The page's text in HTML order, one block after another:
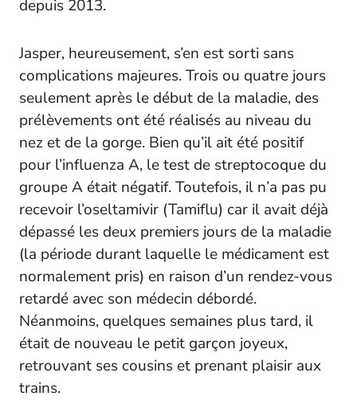
depuis 2013.
Jasper, heureusement, s’en est sorti sans
complications majeures. Trois ou quatre jours
seulement après le début de la maladie, des
prélèvements ont été réalisés au niveau du
nez et de la gorge. Bien qu’il ait été positif
pour l’influenza A, le test de streptocoque du
groupe A était négatif. Toutefois, il n’a pas pu
recevoir l’oseltamivir (Tamiflu) car il avait déjà
dépassé les deux premiers jours de la maladie
(la période durant laquelle le médicament est
normalement pris) en raison d’un rendez-vous
retardé avec son médecin débordé.
Néanmoins, quelques semaines plus tard, il
était de nouveau le petit garçon joyeux,
retrouvant ses cousins et prenant plaisir aux
trains.